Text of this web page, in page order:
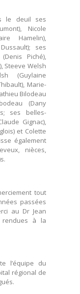
le deuil ses
Nicole
Hamelin),
ses
Piché),
Steeve Welsh
(Guylaine
Marie-
Bilodeau
(Dany
ses belles-
Gignac),
et Colette
également
nièces,
tout
passées
au Dr Jean
rendues à la
l’équipe du
régional de